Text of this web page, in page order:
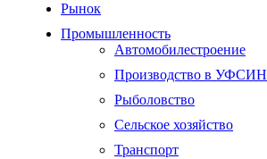
Рынок
Промышленность
Автомобилестроение
Производство в УФСИН
Рыболовство
Сельское хозяйство
Транспорт